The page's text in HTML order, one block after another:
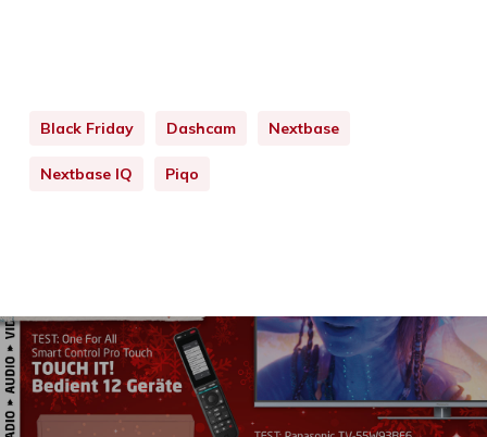
Black Friday Dashcam Nextbase
Nextbase IQ Piqo